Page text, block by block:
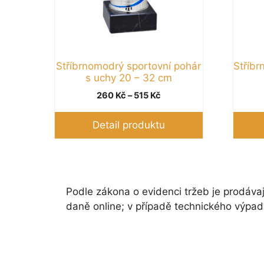
Stříbrnomodrý sportovní pohár
s uchy 20 – 32 cm
260 Kč – 515 KčRozpětí
až
Detail produktu
Podle zákona o evidenci tržeb je
daně online; v případě technického